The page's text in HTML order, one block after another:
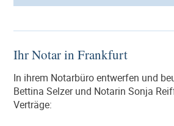
Ihr Notar in Frankfurt
In ihrem Notarbüro entwerfen und
Bettina Selzer und Notarin Sonja
Verträge: